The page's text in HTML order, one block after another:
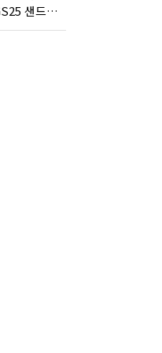
"끝까지 채웠다"…GS25 샌드위치의 달라진 '속'사정